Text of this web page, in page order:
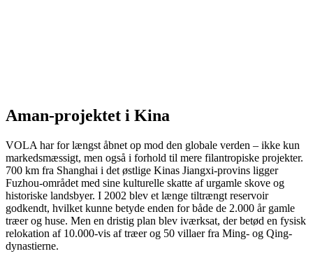
Aman-projektet i Kina
VOLA har for længst åbnet op mod den globale verden – ikke kun
markedsmæssigt, men også i forhold til mere filantropiske projekter.
700 km fra Shanghai i det østlige Kinas Jiangxi-provins ligger
Fuzhou-området med sine kulturelle skatte af urgamle skove og
historiske landsbyer. I 2002 blev et længe tiltrængt reservoir
godkendt, hvilket kunne betyde enden for både de 2.000 år gamle
træer og huse. Men en dristig plan blev iværksat, der betød en fysisk
relokation af 10.000-vis af træer og 50 villaer fra Ming- og Qing-
dynastierne.